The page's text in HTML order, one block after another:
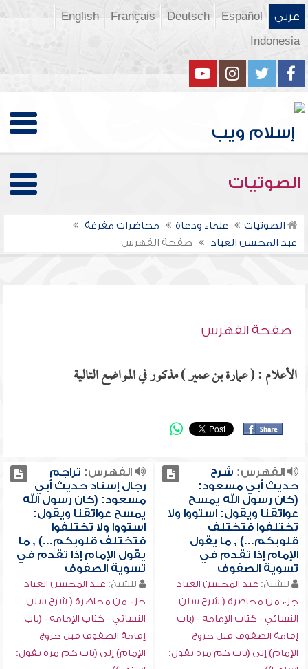
عربي Español
Deutsch
Français
English
Indonesia
الصوتيات
الصوتيات علماء ودعاة
محاضرات مفرغة
عبد المحسن العباد
صفحة الفهرس
صفحة الفهرس
الأعلام : ( عمارة بن عمير ) مذكور في المواضع التالية
الفهرس: شرح
حديث أبي مسعود:
(كان رسول الله يمسح
عواتقنا ويقول: استووا ولا
تختلفوا فتختلف
قلوبكم...) , ما يقول
الإمام إذا تقدم في
تسوية الصفوف
للشيخ: عبد المحسن العباد
جزء من محاضرة ( شرح سنن
النسائي - كتاب الإمامة - (باب
إقامة الصفوف قبل خروج
الإمام) إلى (باب كم مرة يقول:
الفهرس: تراجم
رجال إسناد حديث أبي
مسعود: (كان رسول الله
يمسح عواتقنا ويقول:
استووا ولا تختلفوا
فتختلف قلوبكم...) , ما
يقول الإمام إذا تقدم في
تسوية الصفوف
للشيخ: عبد المحسن العباد
جزء من محاضرة ( شرح سنن
النسائي - كتاب الإمامة - (باب
إقامة الصفوف قبل خروج
الإمام) إلى (باب كم مرة يقول: